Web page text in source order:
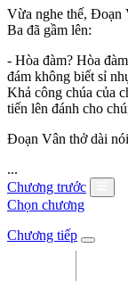
Vừa nghe thế, Đoạn
Ba đã gầm lên:
- Hòa đàm? Hòa
đám không biết sỉ
Khả công chúa của
tiến lên đánh cho
Đoạn Vân thở dài
...
Chương trước
Chọn chương
Chương tiếp